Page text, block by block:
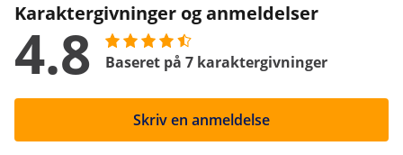
Karaktergivninger og anmeldelser
4.8 Baseret på 7 karaktergivninger
Skriv en anmeldelse